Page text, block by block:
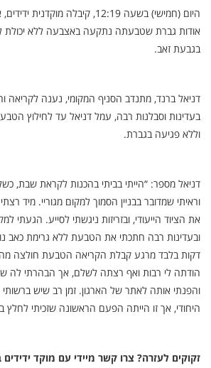
היום (חמישי) בשעה 12:19, קיבלה
אודות גברת שטבעתה נתקעה באצבעה ללא יכולת
בגבעת זאב.
דניאל ברנד, מתנדב הסניף המקומי, נענה לקריאה
בעדינות וסבלנות רבה, עמל דניאל עד לחילוץ
וללא פגיעה בגברת.
דניאל מספר: “הייתי בביתי בהכנות לקראת שבת,
וראיתי שמדובר בבניין הסמוך למקום מגוריי. מיד
את הציוד הייעודי, ובזריזות ניגשתי לסייע. הגעתי
ובעדינות רבה חתכתי את הטבעת ללא גרימת כאב
דקות בלבד מרגע קבלת הקריאה הטבעת חולצה
הודתה לי רבות ואף רצתה לשלם, אך הבהרתי לה
והפנתי אותה לאתר של הארגון. זמן רב שיש
היחודי, אך זו הייתה הפעם הראשונה שזכיתי לחלץ